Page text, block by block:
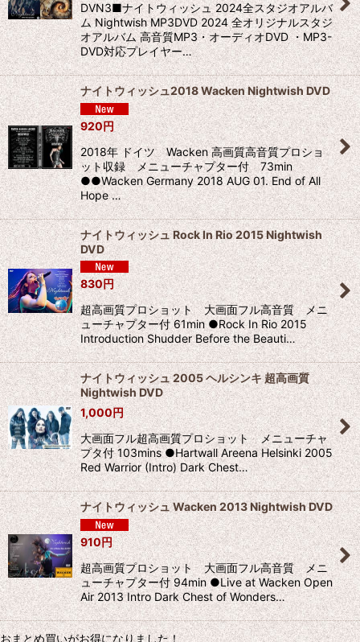
DVN3■ナイトウィッシュ 2024全スタジオアルバ
ム Nightwish MP3DVD 2024 全オリジナルスタジ
オアルバム 高音質MP3・オーディオDVD ・MP3-
DVD対応プレイヤー…
ナイトウィッシュ2018 Wacken Nightwish DVD
920円
2018年 ドイツ Wacken 高画質高音質プロショ
ット収録 メニューチャプター付 73min
●●Wacken Germany 2018 AUG 01. End of All
Hope …
ナイトウィッシュ Rock In Rio 2015 Nightwish
DVD
830円
超高画質プロショット 大画面フル高音質 メニ
ューチャプター付 61min ●Rock In Rio 2015
Introduction Shudder Before the Beauti…
ナイトウィッシュ 2005 ヘルシンキ 超高画質
Nightwish DVD
1,000円
大画面フル超高画質プロショット メニューチャ
プタ付 103mins ●Hartwall Areena Helsinki 2005
Red Warrior (Intro) Dark Chest…
ナイトウィッシュ Wacken 2013 Nightwish DVD
910円
超高画質プロショット 大画面フル高音質 メニ
ューチャプター付 94min ●Live at Wacken Open
Air 2013 Intro Dark Chest of Wonders…
おまとめ買いがお得になりました！